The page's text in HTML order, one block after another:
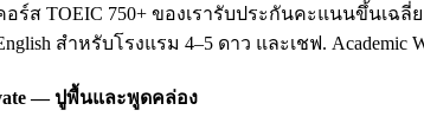
750+ ของเรารับประกันคะแนนขึ้นเฉลี่ย
สำหรับโรงแรม 4–5 ดาว และเชฟ.
— ปูพื้นและพูดคล่อง